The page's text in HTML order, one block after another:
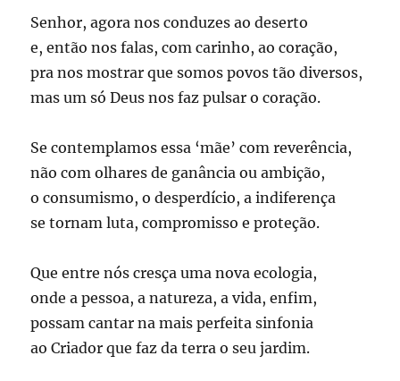
Senhor, agora nos conduzes ao deserto
e, então nos falas, com carinho, ao coração,
pra nos mostrar que somos povos tão diversos,
mas um só Deus nos faz pulsar o coração.
Se contemplamos essa ‘mãe’ com reverência,
não com olhares de ganância ou ambição,
o consumismo, o desperdício, a indiferença
se tornam luta, compromisso e proteção.
Que entre nós cresça uma nova ecologia,
onde a pessoa, a natureza, a vida, enfim,
possam cantar na mais perfeita sinfonia
ao Criador que faz da terra o seu jardim.